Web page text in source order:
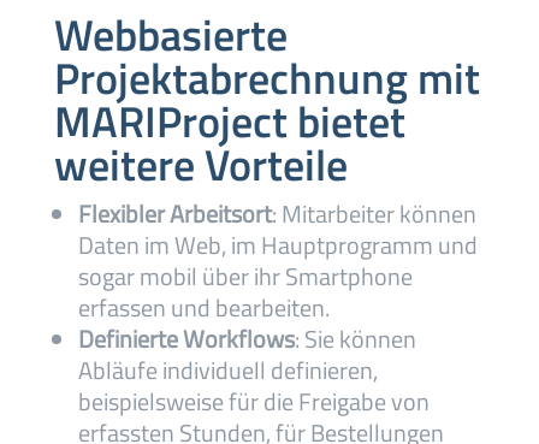
Webbasierte
Projektabrechnung mit
MARIProject bietet
weitere Vorteile
Flexibler Arbeitsort: Mitarbeiter können
Daten im Web, im Hauptprogramm und
sogar mobil über ihr Smartphone
erfassen und bearbeiten.
Definierte Workflows: Sie können
Abläufe individuell definieren,
beispielsweise für die Freigabe von
erfassten Stunden, für Bestellungen